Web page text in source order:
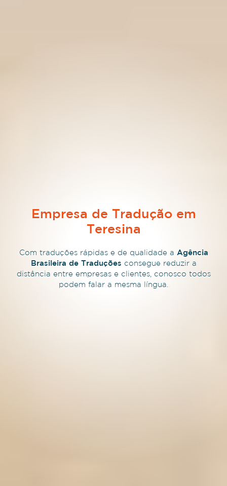
Empresa de Tradução em
Teresina
Com traduções rápidas e de qualidade a Agência
Brasileira de Traduções consegue reduzir a
distância entre empresas e clientes, conosco todos
podem falar a mesma língua.